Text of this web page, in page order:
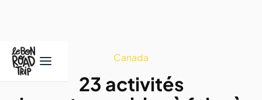
Canada
23 activités